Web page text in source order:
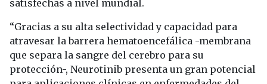
satisfechas a nivel mundial.
“Gracias a su alta selectividad y capacidad para
atravesar la barrera hematoencefálica -membrana
que separa la sangre del cerebro para su
protección-, Neurotinib presenta un gran potencial